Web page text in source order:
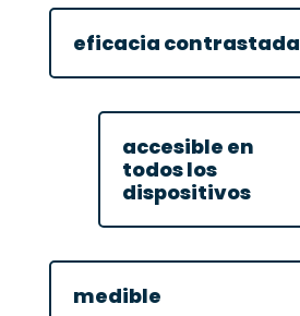
eficacia contrastada
accesible en
todos los
dispositivos
medible